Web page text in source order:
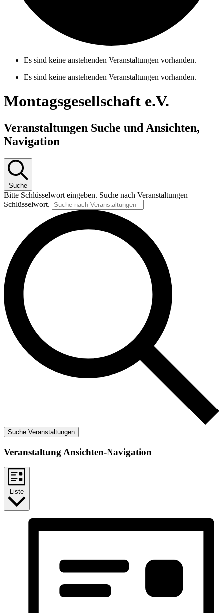
Es sind keine anstehenden Veranstaltungen vorhanden.
Es sind keine anstehenden Veranstaltungen vorhanden.
Montagsgesellschaft e.V.
Veranstaltungen Suche und Ansichten,
Navigation
Suche
Bitte Schlüsselwort eingeben. Suche nach Veranstaltungen
Schlüsselwort.
Suche Veranstaltungen
Veranstaltung Ansichten-Navigation
Liste